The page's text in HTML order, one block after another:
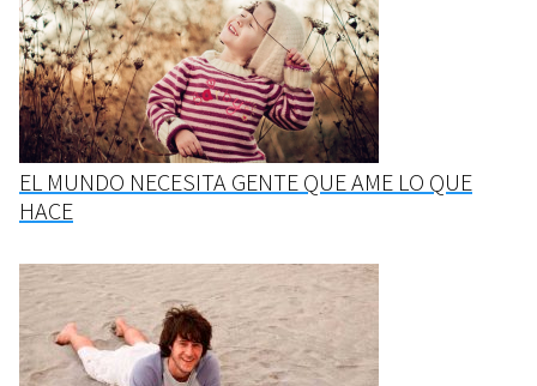
EL MUNDO NECESITA GENTE QUE AME LO QUE
HACE